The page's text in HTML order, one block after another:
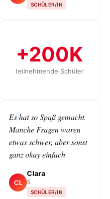
SCHÜLER/IN
+200K
teilnehmende Schüler
Es hat so Spaß gemacht.
Manche Fragen waren
etwas schwer, aber sonst
ganz okay einfach
CL
Clara
5
SCHÜLER/IN